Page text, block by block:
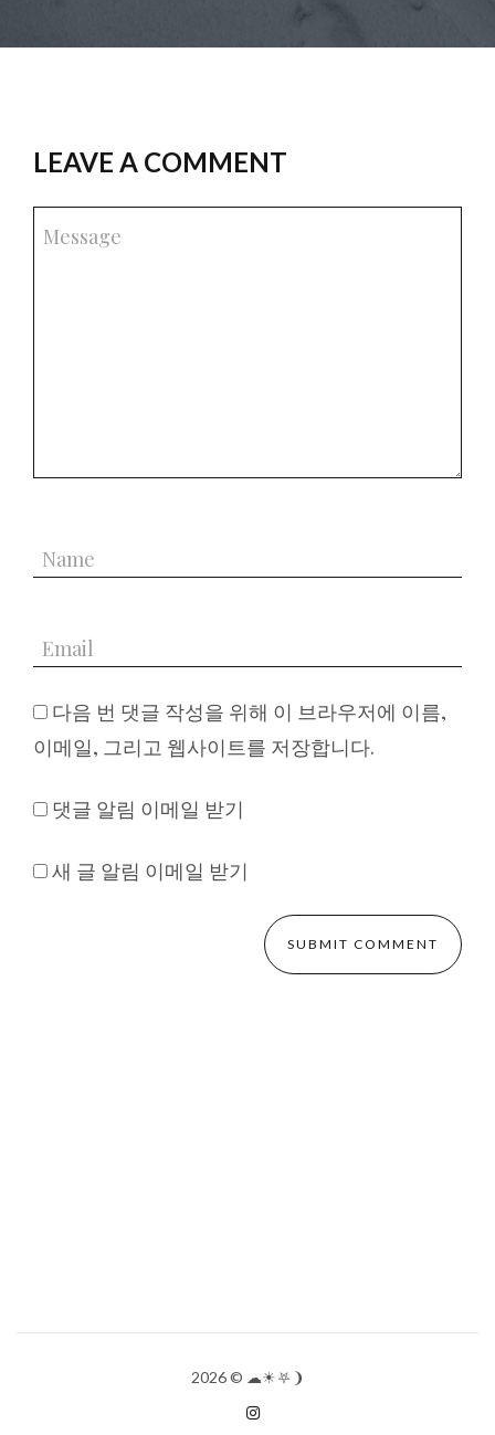
LEAVE A COMMENT
다음 번 댓글 작성을 위해 이 브라우저에 이름,
이메일, 그리고 웹사이트를 저장합니다.
댓글 알림 이메일 받기
새 글 알림 이메일 받기
2026© ☁︎☀︎⛧❩